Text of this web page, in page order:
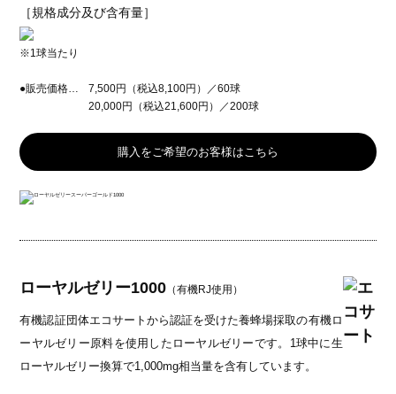
［規格成分及び含有量］
※1球当たり
●販売価格…
7,500円（税込8,100円）／60球
20,000円（税込21,600円）／200球
購入をご希望のお客様はこちら
ローヤルゼリー1000 （有機RJ使用）
有機認証団体エコサートから認証を受けた養蜂場採取の有機ロ
ーヤルゼリー原料を使用したローヤルゼリーです。1球中に生
ローヤルゼリー換算で1,000mg相当量を含有しています。